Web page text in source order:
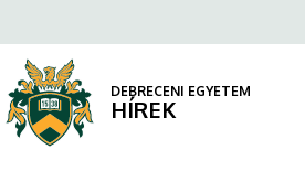
EGYETEM
HÍRLEVÉL
a
tartalomra
DEBRECENI EGYETEM
HÍREK